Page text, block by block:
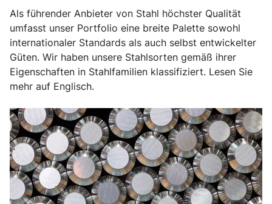
Als führender Anbieter von Stahl höchster Qualität
umfasst unser Portfolio eine breite Palette sowohl
internationaler Standards als auch selbst entwickelter
Güten. Wir haben unsere Stahlsorten gemäß ihrer
Eigenschaften in Stahlfamilien klassifiziert. Lesen Sie
mehr auf Englisch.